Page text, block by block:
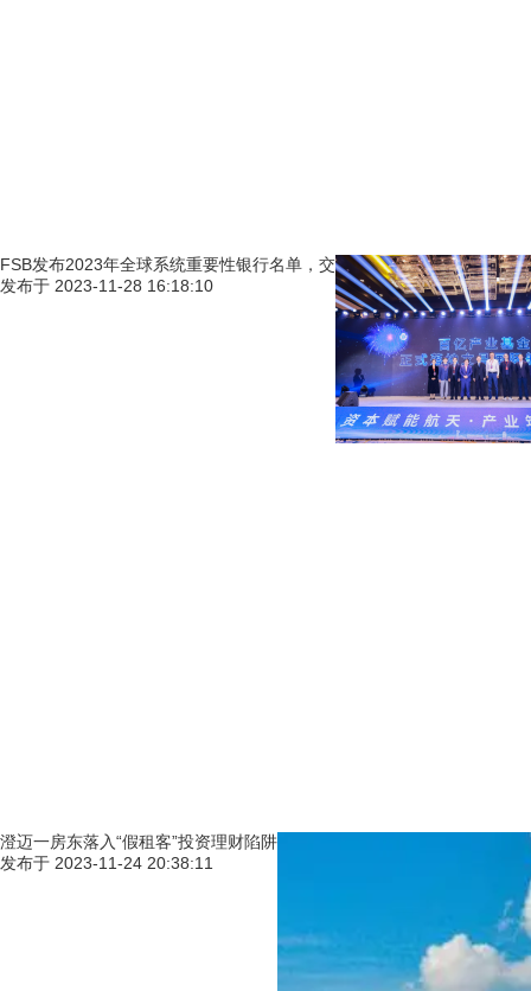
FSB发布2023年全球系统重要性银行名单，交
发布于 2023-11-28 16:18:10
澄迈一房东落入“假租客”投资理财陷阱
发布于 2023-11-24 20:38:11